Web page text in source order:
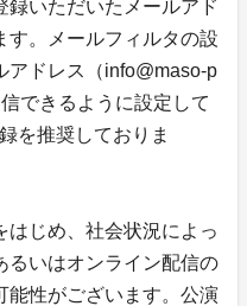
録いただいたメールアド
す。メールフィルタの設
アドレス（info@maso-p
できるように設定して
を推奨しておりま
じめ、社会状況によっ
るいはオンライン配信の
能性がございます。公演